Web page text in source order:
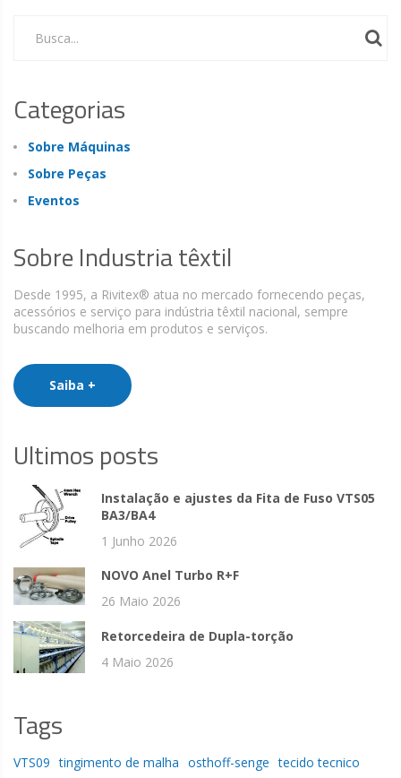
Busca...
Categorias
Sobre Máquinas
Sobre Peças
Eventos
Sobre Industria têxtil
Desde 1995, a Rivitex® atua no mercado fornecendo peças,
acessórios e serviço para indústria têxtil nacional, sempre
buscando melhoria em produtos e serviços.
Saiba +
Ultimos posts
Instalação e ajustes da Fita de Fuso VTS05
BA3/BA4
1 Junho 2026
NOVO Anel Turbo R+F
26 Maio 2026
Retorcedeira de Dupla-torção
4 Maio 2026
Tags
VTS09 tingimento de malha osthoff-senge tecido tecnico